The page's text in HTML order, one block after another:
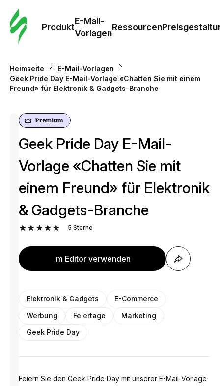
Produkt
E-Mail-
Vorlagen
Ressourcen
Heimseite
E-Mail-Vorlagen
Geek Pride Day E-Mail-Vorlage «Chatten Sie mit einem
Freund» für Elektronik & Gadgets-Branche
Geek Pride Day E-Mail-
Vorlage «Chatten Sie mit
einem Freund» für Elektronik
& Gadgets-Branche
5 Sterne
Im Editor verwenden
Elektronik & Gadgets
E-Commerce
Werbung
Feiertage
Marketing
Geek Pride Day
Feiern Sie den Geek Pride Day mit unserer E-Mail-Vorlage